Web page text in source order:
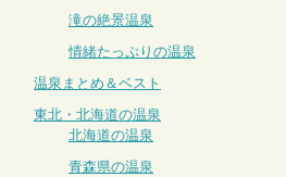
滝の絶景温泉
情緒たっぷりの温泉
温泉まとめ＆ベスト
東北・北海道の温泉
北海道の温泉
青森県の温泉